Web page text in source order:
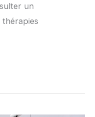
un